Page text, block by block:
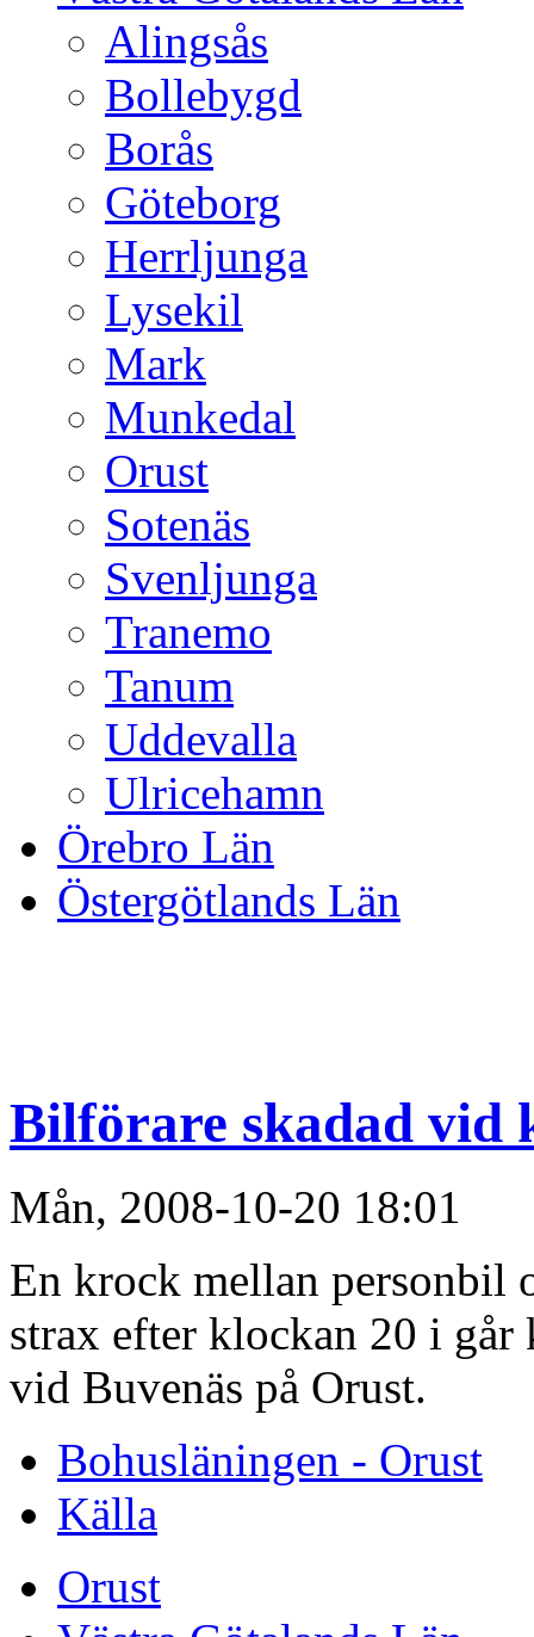
Alingsås
Bollebygd
Borås
Göteborg
Herrljunga
Lysekil
Mark
Munkedal
Orust
Sotenäs
Svenljunga
Tranemo
Tanum
Uddevalla
Ulricehamn
Örebro Län
Östergötlands Län
Bilförare skadad vid
Mån, 2008-10-20 18:01
En krock mellan personbil
strax efter klockan 20 i går
vid Buvenäs på Orust.
Bohusläningen - Orust
Källa
Orust